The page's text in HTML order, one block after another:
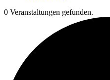
0 Veranstaltungen gefunden.